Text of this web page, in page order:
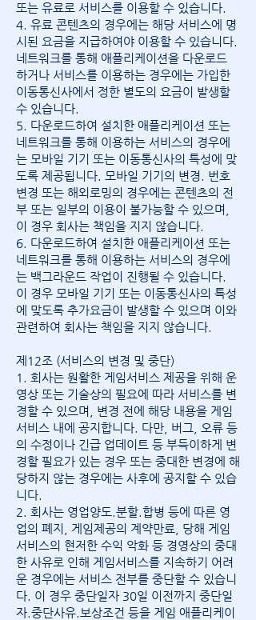
또는 유료로 서비스를 이용할 수 있습니다.
4. 유료 콘텐츠의 경우에는 해당 서비스에 명
시된 요금을 지급하여야 이용할 수 있습니다.
네트워크를 통해 애플리케이션을 다운로드
하거나 서비스를 이용하는 경우에는 가입한
이동통신사에서 정한 별도의 요금이 발생할
수 있습니다.
5. 다운로드하여 설치한 애플리케이션 또는
네트워크를 통해 이용하는 서비스의 경우에
는 모바일 기기 또는 이동통신사의 특성에 맞
도록 제공됩니다. 모바일 기기의 변경. 번호
변경 또는 해외로밍의 경우에는 콘텐츠의 전
부 또는 일부의 이용이 불가능할 수 있으며,
이 경우 회사는 책임을 지지 않습니다.
6. 다운로드하여 설치한 애플리케이션 또는
네트워크를 통해 이용하는 서비스의 경우에
는 백그라운드 작업이 진행될 수 있습니다.
이 경우 모바일 기기 또는 이동통신사의 특성
에 맞도록 추가요금이 발생할 수 있으며 이와
관련하여 회사는 책임을 지지 않습니다.
제12조 (서비스의 변경 및 중단)
1. 회사는 원활한 게임서비스 제공을 위해 운
영상 또는 기술상의 필요에 따라 서비스를 변
경할 수 있으며, 변경 전에 해당 내용을 게임
서비스 내에 공지합니다. 다만, 버그, 오류 등
의 수정이나 긴급 업데이트 등 부득이하게 변
경할 필요가 있는 경우 또는 중대한 변경에 해
당하지 않는 경우에는 사후에 공지할 수 있습
니다.
2. 회사는 영업양도.분할.합병 등에 따른 영
업의 폐지, 게임제공의 계약만료, 당해 게임
서비스의 현저한 수익 악화 등 경영상의 중대
한 사유로 인해 게임서비스를 지속하기 어려
운 경우에는 서비스 전부를 중단할 수 있습니
다. 이 경우 중단일자 30일 이전까지 중단일
자.중단사유.보상조건 등을 게임 애플리케이